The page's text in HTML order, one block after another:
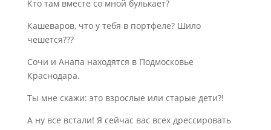
Кто там вместе со мной булькает?
Кашеваров, что у тебя в портфеле? Шило
чешется???
Сочи и Анапа находятся в Подмосковье
Краснодара.
Ты мне скажи: это взрослые или старые дети?!
А ну все встали! Я сейчас вас всех дрессировать